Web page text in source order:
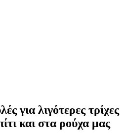
για λιγότερες τρίχες
και στα ρούχα μας